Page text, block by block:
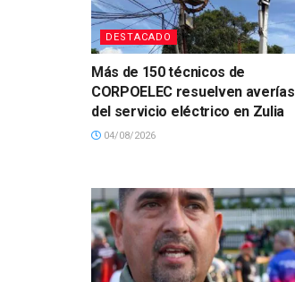
DESTACADO
Más de 150 técnicos de
CORPOELEC resuelven averías
del servicio eléctrico en Zulia
04/08/2026